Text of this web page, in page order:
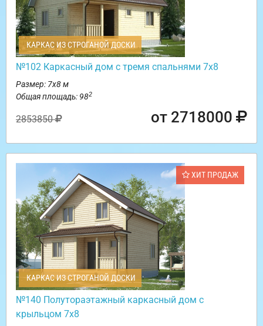
КАРКАС ИЗ СТРОГАНОЙ ДОСКИ
№102 Каркасный дом с тремя спальнями 7х8
Размер: 7х8 м
Общая площадь: 982
2853850 от 2718000
ХИТ ПРОДАЖ
КАРКАС ИЗ СТРОГАНОЙ ДОСКИ
№140 Полутораэтажный каркасный дом с
крыльцом 7х8